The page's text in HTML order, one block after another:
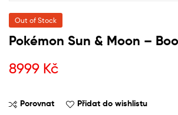
Out of Stock
Pokémon Sun & Moon –
8999 Kč
Porovnat Přidat do wishlistu